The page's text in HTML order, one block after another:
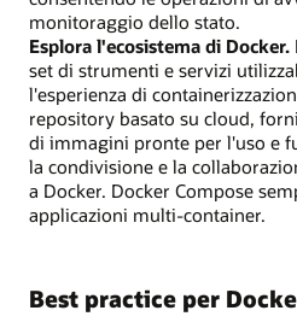
monitoraggio dello stato.
Esplora l'ecosistema di Docker.
set di strumenti e servizi
l'esperienza di
repository basato su cloud,
di immagini pronte per l'uso e
la condivisione e la
a Docker. Docker Compose
applicazioni multi-container.
Best practice per